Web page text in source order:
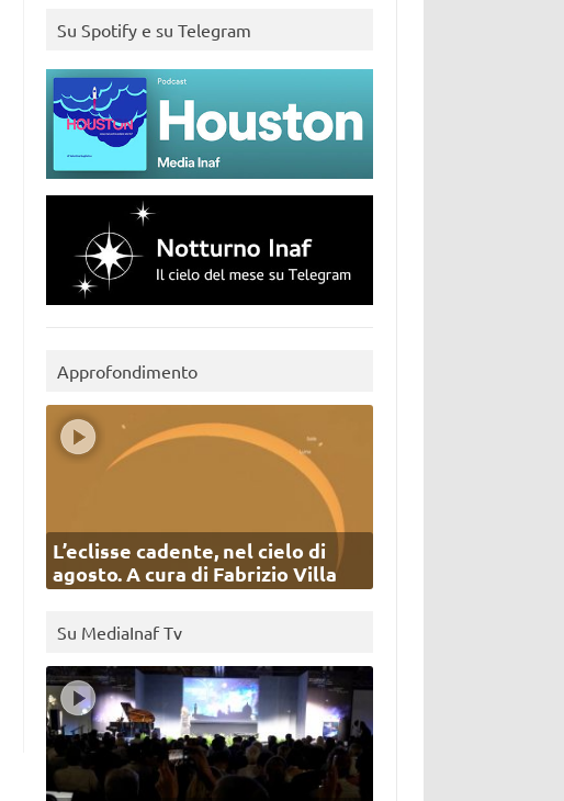
Su Spotify e su Telegram
Approfondimento
L’eclisse cadente, nel cielo di
agosto. A cura di Fabrizio Villa
Su MediaInaf Tv